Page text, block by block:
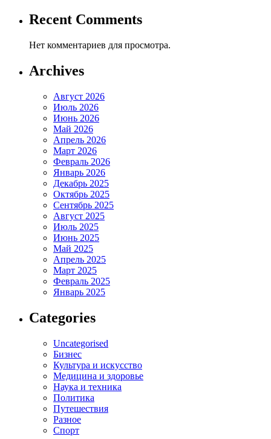
Recent Comments
Нет комментариев для просмотра.
Archives
Август 2026
Июль 2026
Июнь 2026
Май 2026
Апрель 2026
Март 2026
Февраль 2026
Январь 2026
Декабрь 2025
Октябрь 2025
Сентябрь 2025
Август 2025
Июль 2025
Июнь 2025
Май 2025
Апрель 2025
Март 2025
Февраль 2025
Январь 2025
Categories
Uncategorised
Бизнес
Культура и искусство
Медицина и здоровье
Наука и техника
Политика
Путешествия
Разное
Спорт